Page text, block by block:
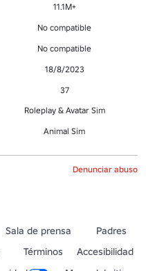
11.1M+
No compatible
No compatible
18/8/2023
37
Roleplay & Avatar Sim
Animal Sim
Denunciar abuso
Sala de prensa
Padres
Términos
Accesibilidad